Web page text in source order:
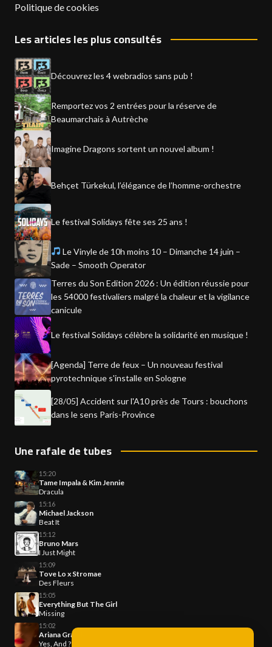
Politique de cookies
Les articles les plus consultés
Découvrez les 4 webradios sans pub !
Remportez vos 2 entrées pour la réserve de
Beaumarchais à Autrèche
Imagine Dragons sortent un nouvel album !
Behçet Türkekul, l’élégance de l’homme-orchestre
Le festival Solidays fête ses 25 ans !
Le Vinyle de 10h moins 10 – Dimanche 14 juin –
Sade – Smooth Operator
Terres du Son Edition 2026 : Un édition réussie pour
les 54000 festivaliers malgré la chaleur et la vigilance
canicule
Le festival Solidays célèbre la solidarité en musique !
[Agenda] Terre de feux – Un nouveau festival
pyrotechnique s'installe en Sologne
[28/05] Accident sur l'A10 près de Tours : bouchons
dans le sens Paris-Province
Une rafale de tubes
15:20
Tame Impala & Kim Jennie
Dracula
15:16
Michael Jackson
Beat It
15:12
Bruno Mars
I Just Might
15:09
Tove Lo x Stromae
Des Fleurs
15:05
Everything But The Girl
Missing
15:02
Ariana Grande
Yes, And ?